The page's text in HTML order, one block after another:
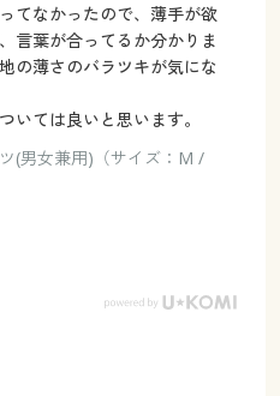
てなかったので、薄手が欲
言葉が合ってるか分かりま
の薄さのバラツキが気にな
いては良いと思います。
(男女兼用)（サイズ：M /